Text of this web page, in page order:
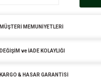
MÜŞTERİ MEMUNİYETLERİ
DEĞİŞİM ve İADE KOLAYLIĞI
KARGO & HASAR GARANTİSİ